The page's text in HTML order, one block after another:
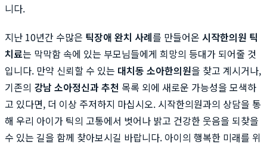
니다.
지난 10년간 수많은 틱장애 완치 사례를 만들어온 시작한의원 틱
치료는 막막함 속에 있는 부모님들에게 희망의 등대가 되어줄 것
입니다. 만약 신뢰할 수 있는 대치동 소아한의원을 찾고 계시거나,
기존의 강남 소아정신과 추천 목록 외에 새로운 가능성을 모색하
고 있다면, 더 이상 주저하지 마십시오. 시작한의원과의 상담을 통
해 우리 아이가 틱의 고통에서 벗어나 밝고 건강한 웃음을 되찾을
수 있는 길을 함께 찾아보시길 바랍니다. 아이의 행복한 미래를 위